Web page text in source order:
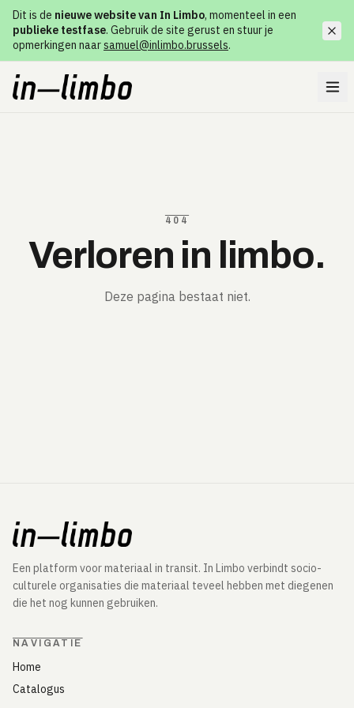
Dit is de nieuwe website van In Limbo, momenteel in een
publieke testfase. Gebruik de site gerust en stuur je
opmerkingen naarsamuel@inlimbo.brussels.
404
Verloren in limbo.
Deze pagina bestaat niet.
Een platform voor materiaal in transit. In Limbo verbindt socio-
culturele organisaties die materiaal teveel hebben met diegenen
die het nog kunnen gebruiken.
NAVIGATIE
Home
Catalogus